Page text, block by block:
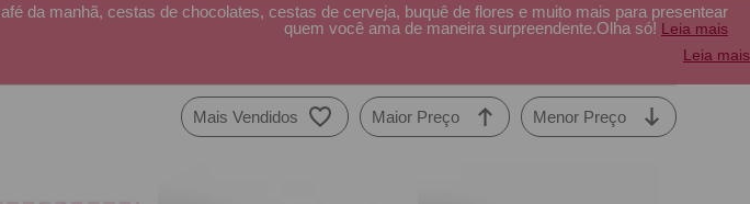
da manhã, cestas de chocolates, cestas de cerveja, buquê de flores e muito mais para presentear
quem você ama de maneira surpreendente.Olha só! Leia mais
Leia mais
Menor Preço
Maior Preço
Mais Vendidos